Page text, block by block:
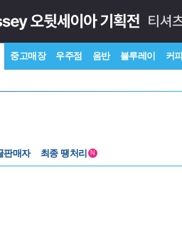
중고매장 우주점 음반 블루레이 커피
판매자 최종 땡처리 N